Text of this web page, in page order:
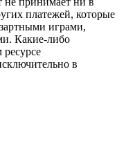
платежей, которые
играми,
Какие-либо
в